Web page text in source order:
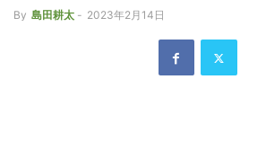
By 島田耕太 - 2023年2月14日